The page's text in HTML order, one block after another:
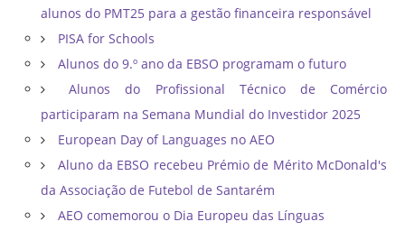
alunos do PMT25 para a gestão financeira responsável
PISA for Schools
Alunos do 9.º ano da EBSO programam o futuro
Alunos do Profissional Técnico de Comércio
participaram na Semana Mundial do Investidor 2025
European Day of Languages no AEO
Aluno da EBSO recebeu Prémio de Mérito McDonald's
da Associação de Futebol de Santarém
AEO comemorou o Dia Europeu das Línguas